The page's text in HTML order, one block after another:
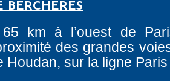
km à l’ouest de
des grandes
Houdan, sur la ligne